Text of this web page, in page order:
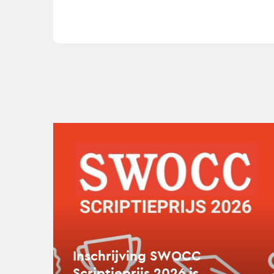
Inschrijving SWOCC
Inschrijving
Scriptieprijs
geopend!